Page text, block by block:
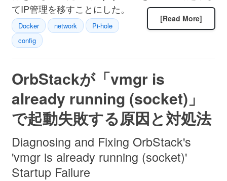
てIP管理を移すことにした。
[Read More]
Docker network
Pi-hole
config
OrbStackが「vmgr is
already running (socket)」
で起動失敗する原因と対処法
Diagnosing and Fixing OrbStack's
'vmgr is already running (socket)'
Startup Failure